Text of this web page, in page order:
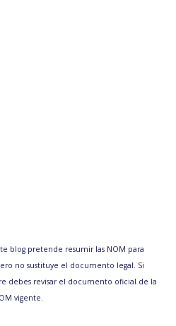
blog pretende resumir las NOM para
no sustituye el documento legal. Si
debes revisar el documento oficial de la
vigente.